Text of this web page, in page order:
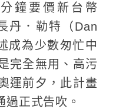
鐘要價新台幣
丹．勒特（Dan
成為少數匆忙中
完全無用、高污
運前夕，此計畫
過正式告吹。